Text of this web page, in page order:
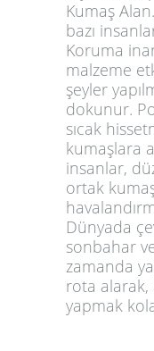
Kumaş
bazı
Koruma
malzeme
şeyler
dokunur.
sıcak
kumaşlara
insanlar,
ortak
Dünyada
sonbahar
zamanda
rota alarak,
yapmak